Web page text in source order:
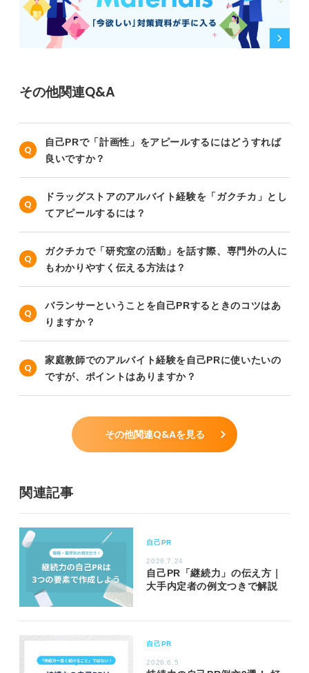
その他関連Q&A
自己PRで「計画性」をアピールするにはどうすれば
良いですか？
ドラッグストアのアルバイト経験を「ガクチカ」とし
てアピールするには？
ガクチカで「研究室の活動」を話す際、専門外の人に
もわかりやすく伝える方法は？
バランサーということを自己PRするときのコツはあ
りますか？
家庭教師でのアルバイト経験を自己PRに使いたいの
ですが、ポイントはありますか？
その他関連Q&Aを見る
関連記事
自己PR
2026.7.24
自己PR「継続力」の伝え方｜
大手内定者の例文つきで解説
自己PR
2026.6.5